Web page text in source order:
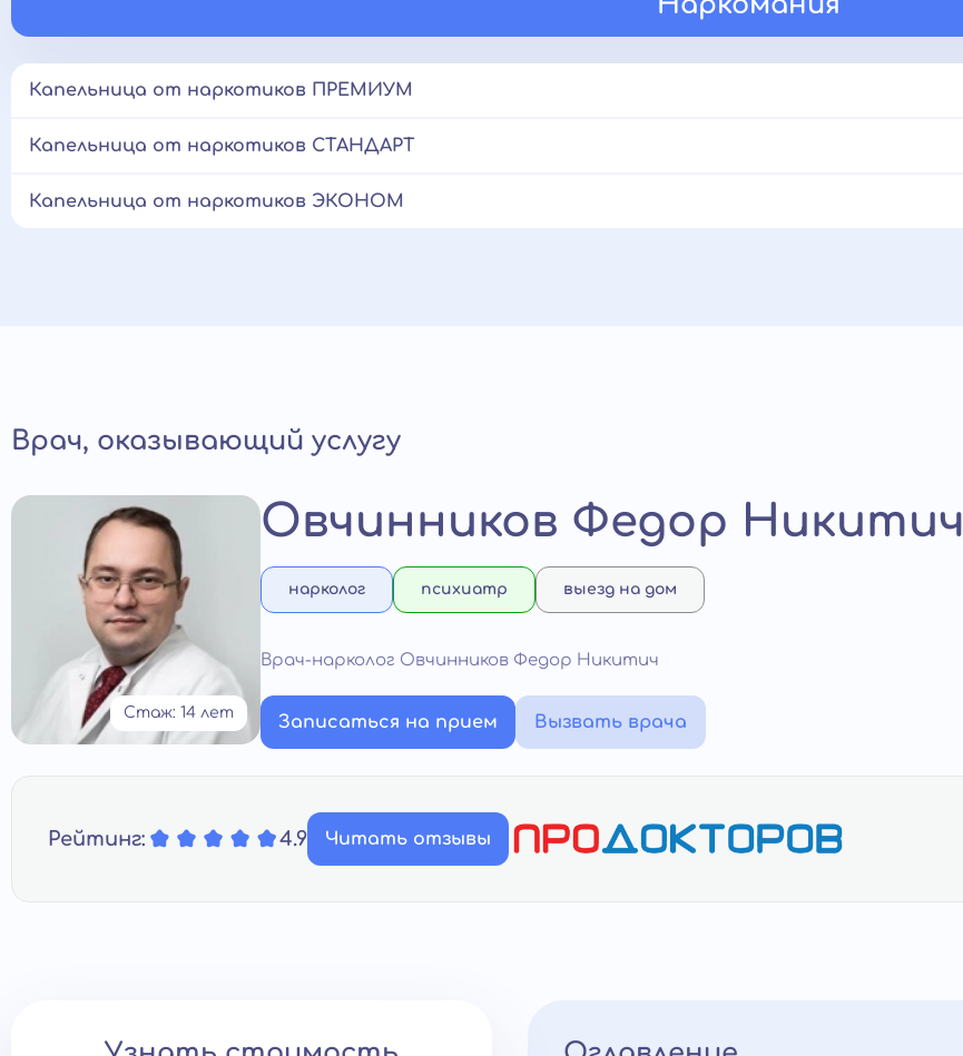
Капельница от наркотиков ПРЕМИУМ
Капельница от наркотиков СТАНДАРТ
Капельница от наркотиков ЭКОНОМ
Врач, оказывающий услугу
Стаж: 14 лет
Овчинников Федор Никитич
нарколог психиатр выезд на дом
Врач-нарколог Овчинников Федор Никитич
Записаться на прием Вызвать врача
Рейтинг: 4.9 Читать отзывы